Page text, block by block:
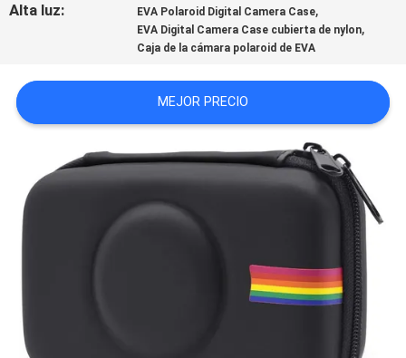
Alta luz: EVA Polaroid Digital Camera Case,
EVA Digital Camera Case cubierta de nylon,
Caja de la cámara polaroid de EVA
MEJOR PRECIO